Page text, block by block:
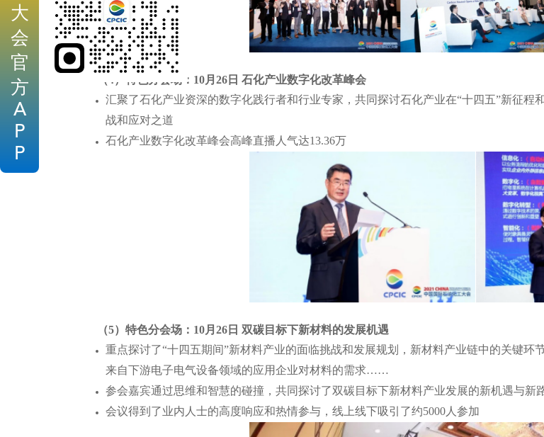
大
会
官
方
A
P
P
（4）特色分会场：10月26日 石化产业数字化改革峰会
汇聚了石化产业资深的数字化践行者和行业专家，共同探讨石化产业在“十四五”新征
战和应对之道
石化产业数字化改革峰会高峰直播人气达13.36万
（5）特色分会场：10月26日 双碳目标下新材料的发展机遇
重点探讨了“十四五期间”新材料产业的面临挑战和发展规划，新材料产业链中的关键
来自下游电子电气设备领域的应用企业对材料的需求……
参会嘉宾通过思维和智慧的碰撞，共同探讨了双碳目标下新材料产业发展的新机遇与新
会议得到了业内人士的高度响应和热情参与，线上线下吸引了约5000人参加